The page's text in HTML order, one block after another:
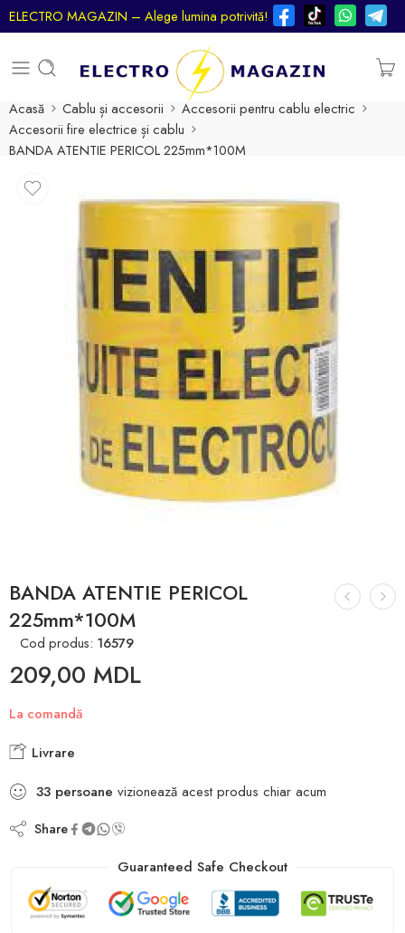
ELECTRO MAGAZIN – Alege lumina potrivită!
Acasă Cablu și accesorii
Accesorii pentru cablu electric
Accesorii fire electrice și cablu
BANDA ATENTIE PERICOL 225mm*100M
BANDA ATENTIE PERICOL
225mm*100M
Cod produs: 16579
209,00 MDL
La comandă
Livrare
33 persoane vizionează acest produs chiar acum
Share
Guaranteed Safe Checkout